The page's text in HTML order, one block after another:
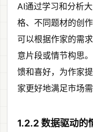
AI通过学习和分析
格、不同题材的创
可以根据作家的需
意片段或情节构思
馈和喜好，为作家
家更好地满足市场需
1.2.2 数据驱动的